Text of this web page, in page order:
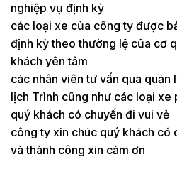
nghiệp vụ định kỳ
các loại xe của công ty được
định kỳ theo thường lệ của cơ
khách yên tâm
các nhân viên tư vấn qua quản
lịch Trình cũng như các loại xe
quý khách có chuyến đi vui vẻ
công ty xin chúc quý khách có
và thành công xin cảm ơn